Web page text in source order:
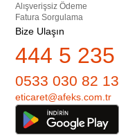
Alışverişsiz Ödeme
Fatura Sorgulama
Bize Ulaşın
444 5 235
0533 030 82 13
eticaret@afeks.com.tr